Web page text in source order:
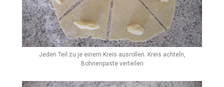
Jeden Teil zu je einem Kreis ausrollen. Kreis achteln,
Bohnenpaste verteilen